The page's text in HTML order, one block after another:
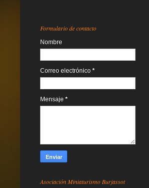
Formulario de contacto
Nombre
Correo electrónico *
Mensaje *
Asociación Miniaturismo Burjassot